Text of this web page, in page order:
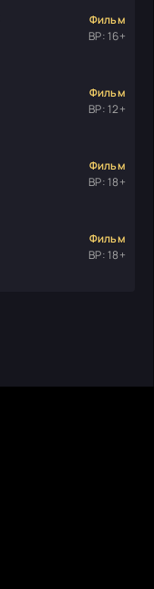
Фильм
ВР: 16+
Фильм
ВР: 12+
Фильм
ВР: 18+
Фильм
ВР: 18+